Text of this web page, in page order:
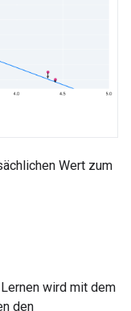
Wert zum
wird mit dem
den